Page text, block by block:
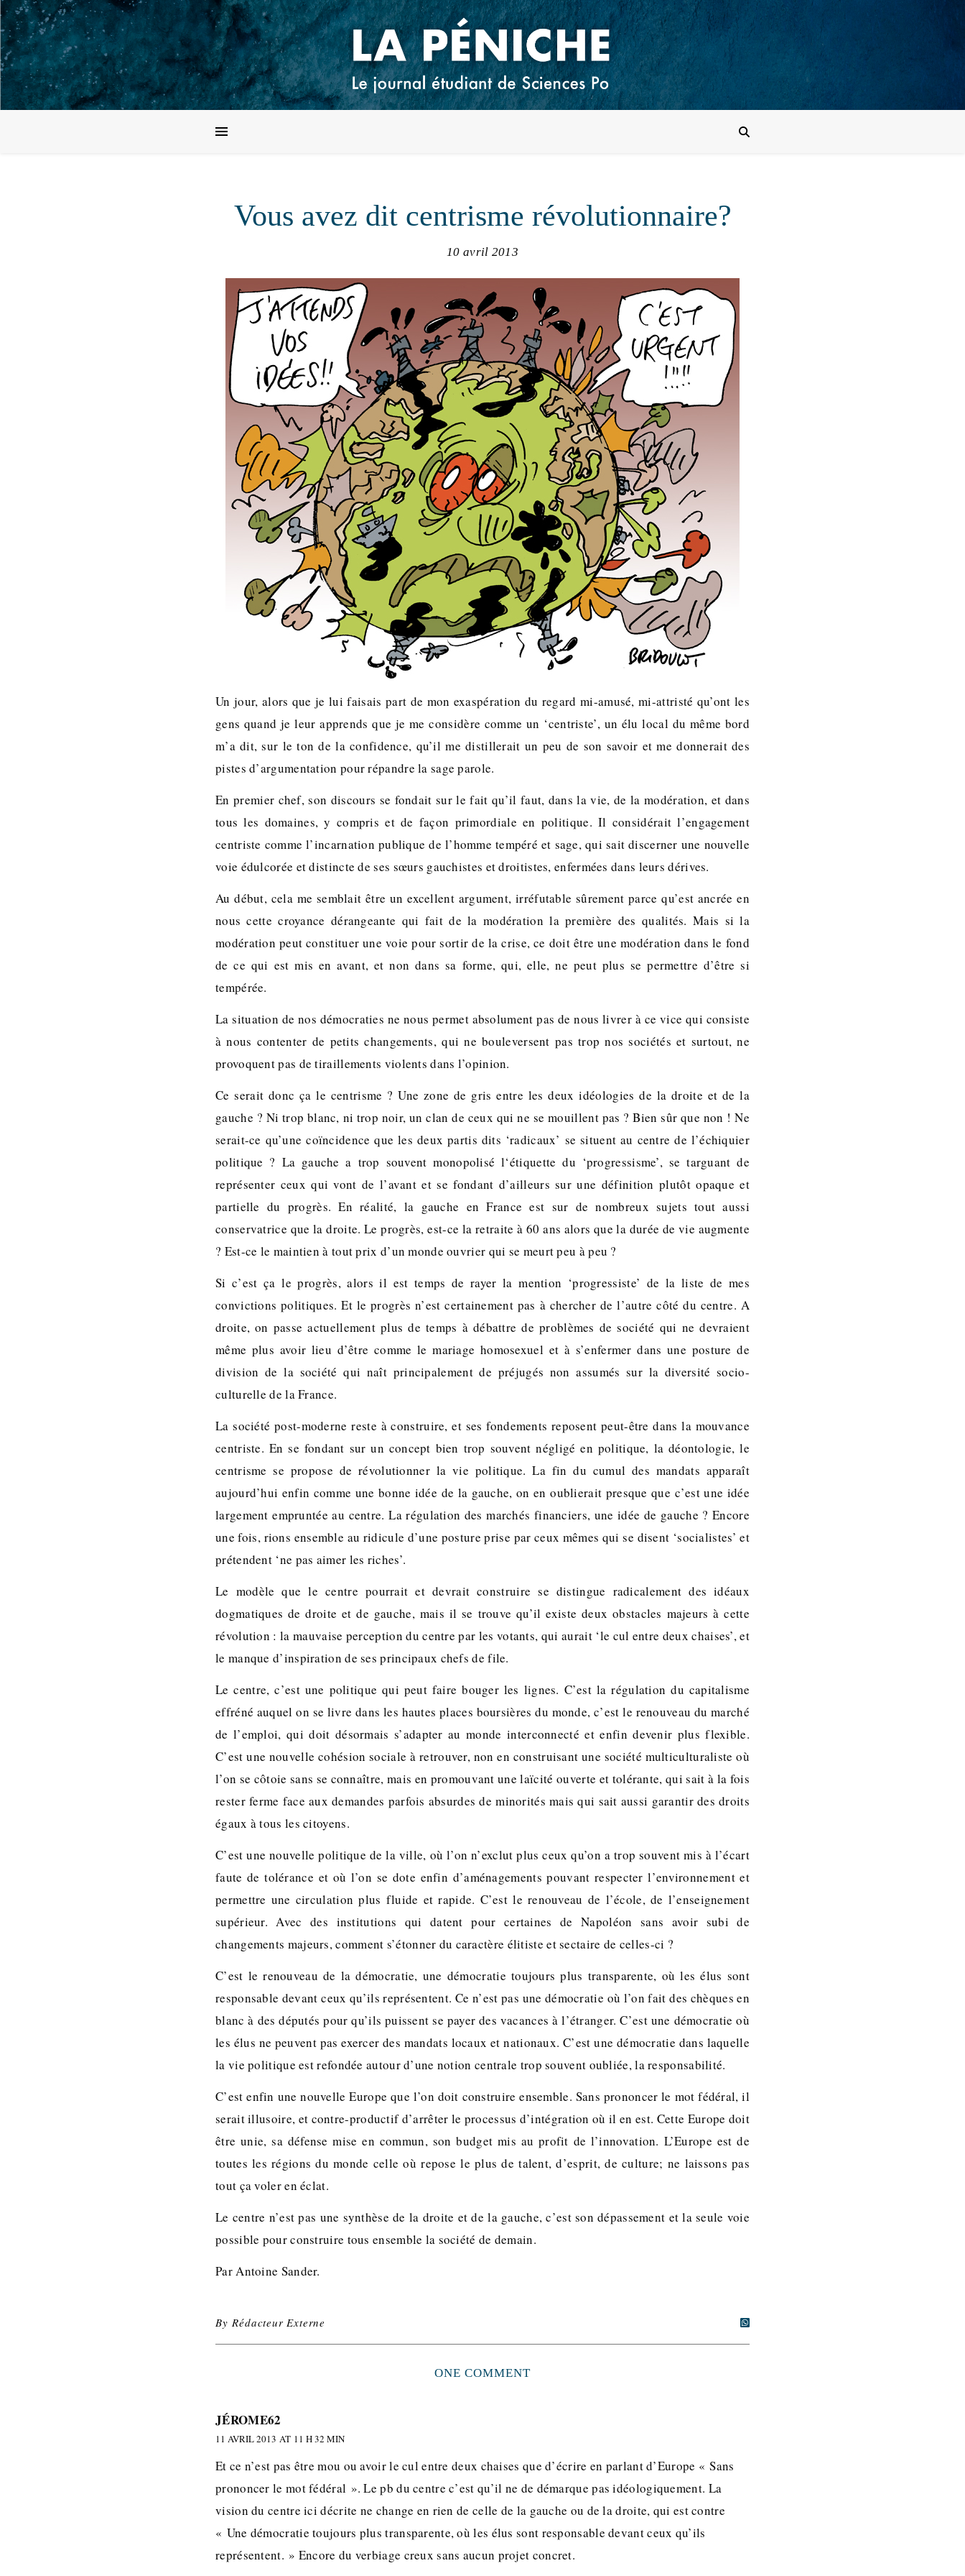
Vous avez dit centrisme révolutionnaire?
10 avril 2013
Un jour, alors que je lui faisais part de mon exaspération du regard mi-amusé, mi-attristé qu’ont les
gens quand je leur apprends que je me considère comme un ‘centriste’, un élu local du même bord
m’a dit, sur le ton de la confidence, qu’il me distillerait un peu de son savoir et me donnerait des
pistes d’argumentation pour répandre la sage parole.
En premier chef, son discours se fondait sur le fait qu’il faut, dans la vie, de la modération, et dans
tous les domaines, y compris et de façon primordiale en politique. Il considérait l’engagement
centriste comme l’incarnation publique de l’homme tempéré et sage, qui sait discerner une nouvelle
voie édulcorée et distincte de ses sœurs gauchistes et droitistes, enfermées dans leurs dérives.
Au début, cela me semblait être un excellent argument, irréfutable sûrement parce qu’est ancrée en
nous cette croyance dérangeante qui fait de la modération la première des qualités. Mais si la
modération peut constituer une voie pour sortir de la crise, ce doit être une modération dans le fond
de ce qui est mis en avant, et non dans sa forme, qui, elle, ne peut plus se permettre d’être si
tempérée.
La situation de nos démocraties ne nous permet absolument pas de nous livrer à ce vice qui consiste
à nous contenter de petits changements, qui ne bouleversent pas trop nos sociétés et surtout, ne
provoquent pas de tiraillements violents dans l’opinion.
Ce serait donc ça le centrisme ? Une zone de gris entre les deux idéologies de la droite et de la
gauche ? Ni trop blanc, ni trop noir, un clan de ceux qui ne se mouillent pas ? Bien sûr que non ! Ne
serait-ce qu’une coïncidence que les deux partis dits ‘radicaux’ se situent au centre de l’échiquier
politique ? La gauche a trop souvent monopolisé l‘étiquette du ‘progressisme’, se targuant de
représenter ceux qui vont de l’avant et se fondant d’ailleurs sur une définition plutôt opaque et
partielle du progrès. En réalité, la gauche en France est sur de nombreux sujets tout aussi
conservatrice que la droite. Le progrès, est-ce la retraite à 60 ans alors que la durée de vie augmente
? Est-ce le maintien à tout prix d’un monde ouvrier qui se meurt peu à peu ?
Si c’est ça le progrès, alors il est temps de rayer la mention ‘progressiste’ de la liste de mes
convictions politiques. Et le progrès n’est certainement pas à chercher de l’autre côté du centre. A
droite, on passe actuellement plus de temps à débattre de problèmes de société qui ne devraient
même plus avoir lieu d’être comme le mariage homosexuel et à s’enfermer dans une posture de
division de la société qui naît principalement de préjugés non assumés sur la diversité socio-
culturelle de la France.
La société post-moderne reste à construire, et ses fondements reposent peut-être dans la mouvance
centriste. En se fondant sur un concept bien trop souvent négligé en politique, la déontologie, le
centrisme se propose de révolutionner la vie politique. La fin du cumul des mandats apparaît
aujourd’hui enfin comme une bonne idée de la gauche, on en oublierait presque que c’est une idée
largement empruntée au centre. La régulation des marchés financiers, une idée de gauche ? Encore
une fois, rions ensemble au ridicule d’une posture prise par ceux mêmes qui se disent ‘socialistes’ et
prétendent ‘ne pas aimer les riches’.
Le modèle que le centre pourrait et devrait construire se distingue radicalement des idéaux
dogmatiques de droite et de gauche, mais il se trouve qu’il existe deux obstacles majeurs à cette
révolution : la mauvaise perception du centre par les votants, qui aurait ‘le cul entre deux chaises’, et
le manque d’inspiration de ses principaux chefs de file.
Le centre, c’est une politique qui peut faire bouger les lignes. C’est la régulation du capitalisme
effréné auquel on se livre dans les hautes places boursières du monde, c’est le renouveau du marché
de l’emploi, qui doit désormais s’adapter au monde interconnecté et enfin devenir plus flexible.
C’est une nouvelle cohésion sociale à retrouver, non en construisant une société multiculturaliste où
l’on se côtoie sans se connaître, mais en promouvant une laïcité ouverte et tolérante, qui sait à la fois
rester ferme face aux demandes parfois absurdes de minorités mais qui sait aussi garantir des droits
égaux à tous les citoyens.
C’est une nouvelle politique de la ville, où l’on n’exclut plus ceux qu’on a trop souvent mis à l’écart
faute de tolérance et où l’on se dote enfin d’aménagements pouvant respecter l’environnement et
permettre une circulation plus fluide et rapide. C’est le renouveau de l’école, de l’enseignement
supérieur. Avec des institutions qui datent pour certaines de Napoléon sans avoir subi de
changements majeurs, comment s’étonner du caractère élitiste et sectaire de celles-ci ?
C’est le renouveau de la démocratie, une démocratie toujours plus transparente, où les élus sont
responsable devant ceux qu’ils représentent. Ce n’est pas une démocratie où l’on fait des chèques en
blanc à des députés pour qu’ils puissent se payer des vacances à l’étranger. C’est une démocratie où
les élus ne peuvent pas exercer des mandats locaux et nationaux. C’est une démocratie dans laquelle
la vie politique est refondée autour d’une notion centrale trop souvent oubliée, la responsabilité.
C’est enfin une nouvelle Europe que l’on doit construire ensemble. Sans prononcer le mot fédéral, il
serait illusoire, et contre-productif d’arrêter le processus d’intégration où il en est. Cette Europe doit
être unie, sa défense mise en commun, son budget mis au profit de l’innovation. L’Europe est de
toutes les régions du monde celle où repose le plus de talent, d’esprit, de culture; ne laissons pas
tout ça voler en éclat.
Le centre n’est pas une synthèse de la droite et de la gauche, c’est son dépassement et la seule voie
possible pour construire tous ensemble la société de demain.
Par Antoine Sander.
ByRédacteur Externe
ONE COMMENT
JÉROME62
11 AVRIL 2013 AT 11 H 32 MIN
Et ce n’est pas être mou ou avoir le cul entre deux chaises que d’écrire en parlant d’Europe « Sans
prononcer le mot fédéral ». Le pb du centre c’est qu’il ne de démarque pas idéologiquement. La
vision du centre ici décrite ne change en rien de celle de la gauche ou de la droite, qui est contre
« Une démocratie toujours plus transparente, où les élus sont responsable devant ceux qu’ils
représentent. » Encore du verbiage creux sans aucun projet concret.